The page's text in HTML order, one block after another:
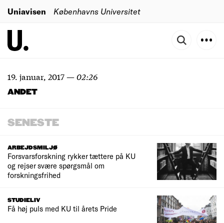
Uniavisen Københavns Universitet
19. januar, 2017—02:26
ANDET
SENESTE
ARBEJDSMILJØ
Forsvarsforskning rykker tættere på KU
og rejser svære spørgsmål om
forskningsfrihed
STUDIELIV
Få høj puls med KU til årets Pride